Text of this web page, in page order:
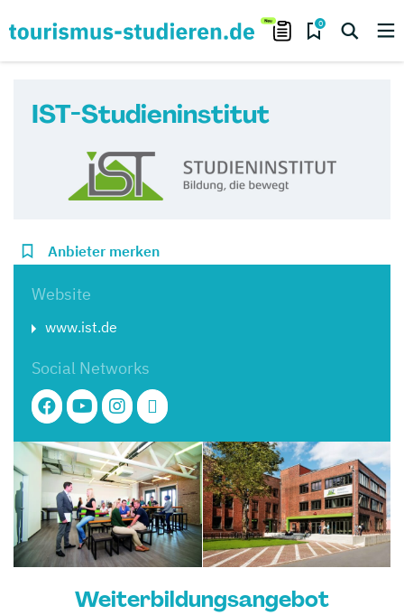
0
IST-Studieninstitut
Anbieter merken
Website
www.ist.de
Social Networks
Weiterbildungsangebot